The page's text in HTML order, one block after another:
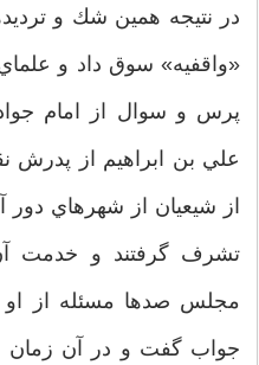
در نتيجه همين شك و
«واقفيه» سوق داد و
پرس و سوال از امام
علي بن ابراهيم از
از شيعيان از شهرهاي دور
تشرف گرفتند و خدمت
مجلس صدها مسئله از